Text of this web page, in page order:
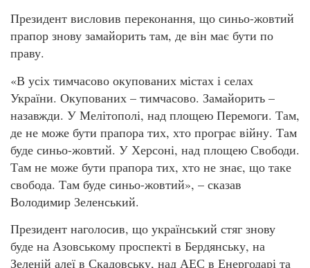
Президент висловив переконання, що синьо-жовтий
прапор знову замайорить там, де він має бути по
праву.
«В усіх тимчасово окупованих містах і селах
України. Окупованих – тимчасово. Замайорить –
назавжди. У Мелітополі, над площею Перемоги. Там,
де не може бути прапора тих, хто програє війну. Там
буде синьо-жовтий. У Херсоні, над площею Свободи.
Там не може бути прапора тих, хто не знає, що таке
свобода. Там буде синьо-жовтий», – сказав
Володимир Зеленський.
Президент наголосив, що український стяг знову
буде на Азовському проспекті в Бердянську, на
Зеленій алеї в Скадовську, над АЕС в Енергодарі та